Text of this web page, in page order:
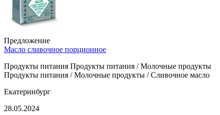
Предложение
Масло сливочное порционное
Продукты питания Продукты питания / Молочные продукты
Продукты питания / Молочные продукты / Сливочное масло
Екатеринбург
28.05.2024